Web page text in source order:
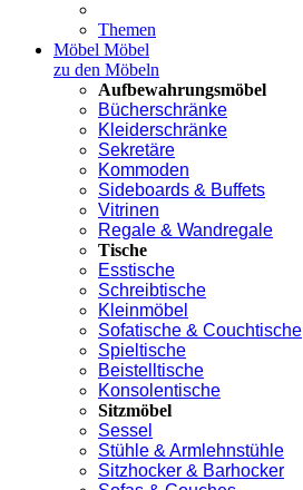
Themen
Möbel Möbel
zu den Möbeln
Aufbewahrungsmöbel
Bücherschränke
Kleiderschränke
Sekretäre
Kommoden
Sideboards & Buffets
Vitrinen
Regale & Wandregale
Tische
Esstische
Schreibtische
Kleinmöbel
Sofatische & Couchtische
Spieltische
Beistelltische
Konsolentische
Sitzmöbel
Sessel
Stühle & Armlehnstühle
Sitzhocker & Barhocker